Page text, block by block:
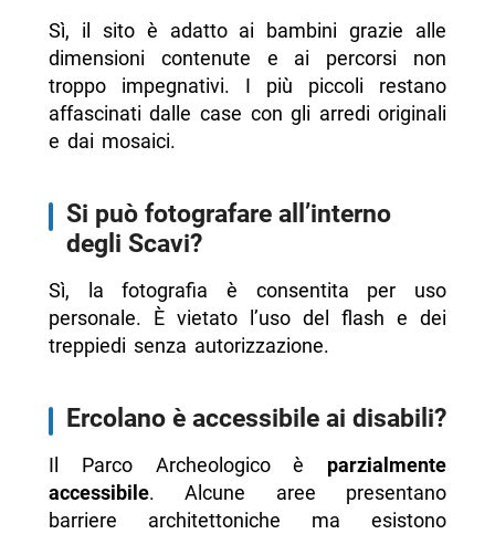
Sì, il sito è adatto ai bambini grazie alle
dimensioni contenute e ai percorsi non
troppo impegnativi. I più piccoli restano
affascinati dalle case con gli arredi originali
e dai mosaici.
Si può fotografare all’interno
degli Scavi?
Sì, la fotografia è consentita per uso
personale. È vietato l’uso del flash e dei
treppiedi senza autorizzazione.
Ercolano è accessibile ai disabili?
Il Parco Archeologico è parzialmente
accessibile. Alcune aree presentano
barriere architettoniche ma esistono